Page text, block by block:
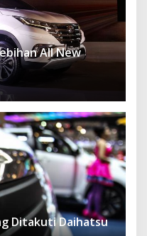
All New
Ditakuti Daihatsu